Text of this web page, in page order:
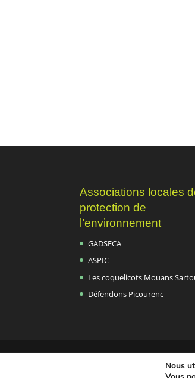
Associations locales
protection de
l’environnement
GADSECA
ASPIC
Les coquelicots Mouans
Défendons Picourenc
Association ADEPTE Nature -
Politique
Nous